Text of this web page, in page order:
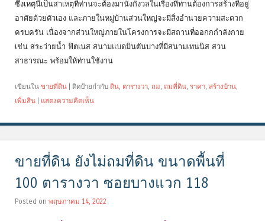
ซึ่งเหตุนี้เป็นสาเหตุที่ท่านจะต้องมานั่งกังวลในเรื่องที่ท่านต้องการสร้างที่อยู่
อาศัยด้วยตัวเอง และภายในหมู่บ้านส่วนใหญ่จะมีสิ่งอำนวยความสะดวก
ครบครัน เนื่องจากส่วนใหญ่ภายในโครงการจะมีสถานที่ออกกกำลังกาย
เช่น สระว่ายน้ำ ฟิตเนส สนามแบดมินตันบางที่มีสนามเทนนิส สวน
สาธารณะ พร้อมให้ท่านใช้งาน
เขียนใน ขายที่ดิน ติดป้ายกำกับ ดิน, ตารางวา, ถม, ถมที่ดิน, ราคา, สร้างบ้าน,
เพิ่มสิน
แสดงความคิดเห็น
ขายที่ดิน ยังไม่ถมที่ดิน ขนาดพื้นที่
100 ตารางวา ซอยบางแวก 118
Posted on พฤษภาคม 14, 2022